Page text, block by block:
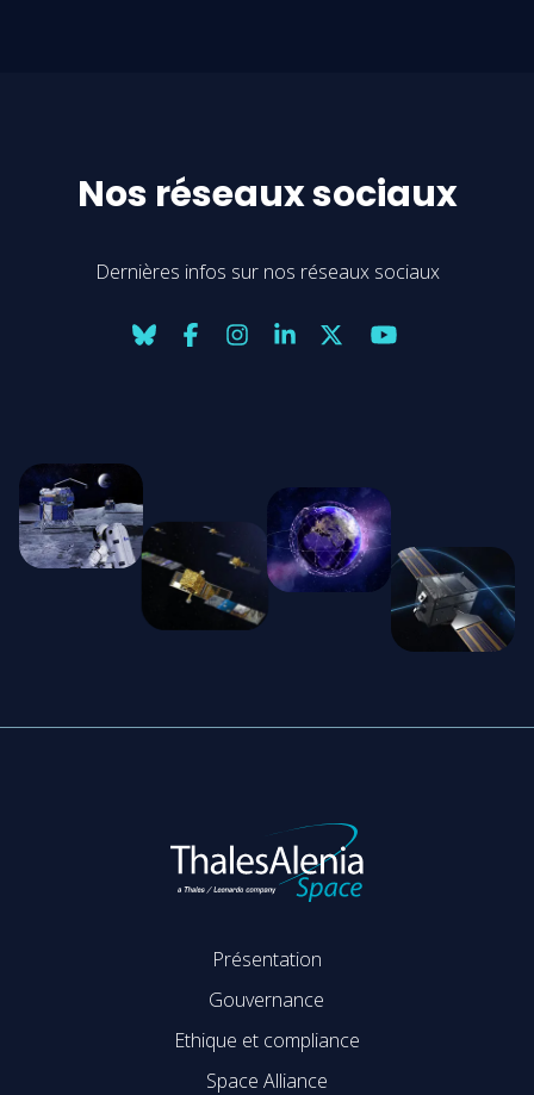
Nos réseaux sociaux
Dernières infos sur nos réseaux sociaux
Présentation
Gouvernance
Ethique et compliance
Space Alliance